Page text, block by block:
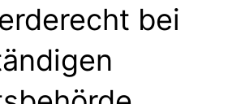
bei